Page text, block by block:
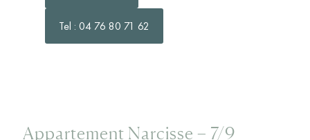
Tel : 04 76 80 71 62
Appartement Narcisse – 7/9